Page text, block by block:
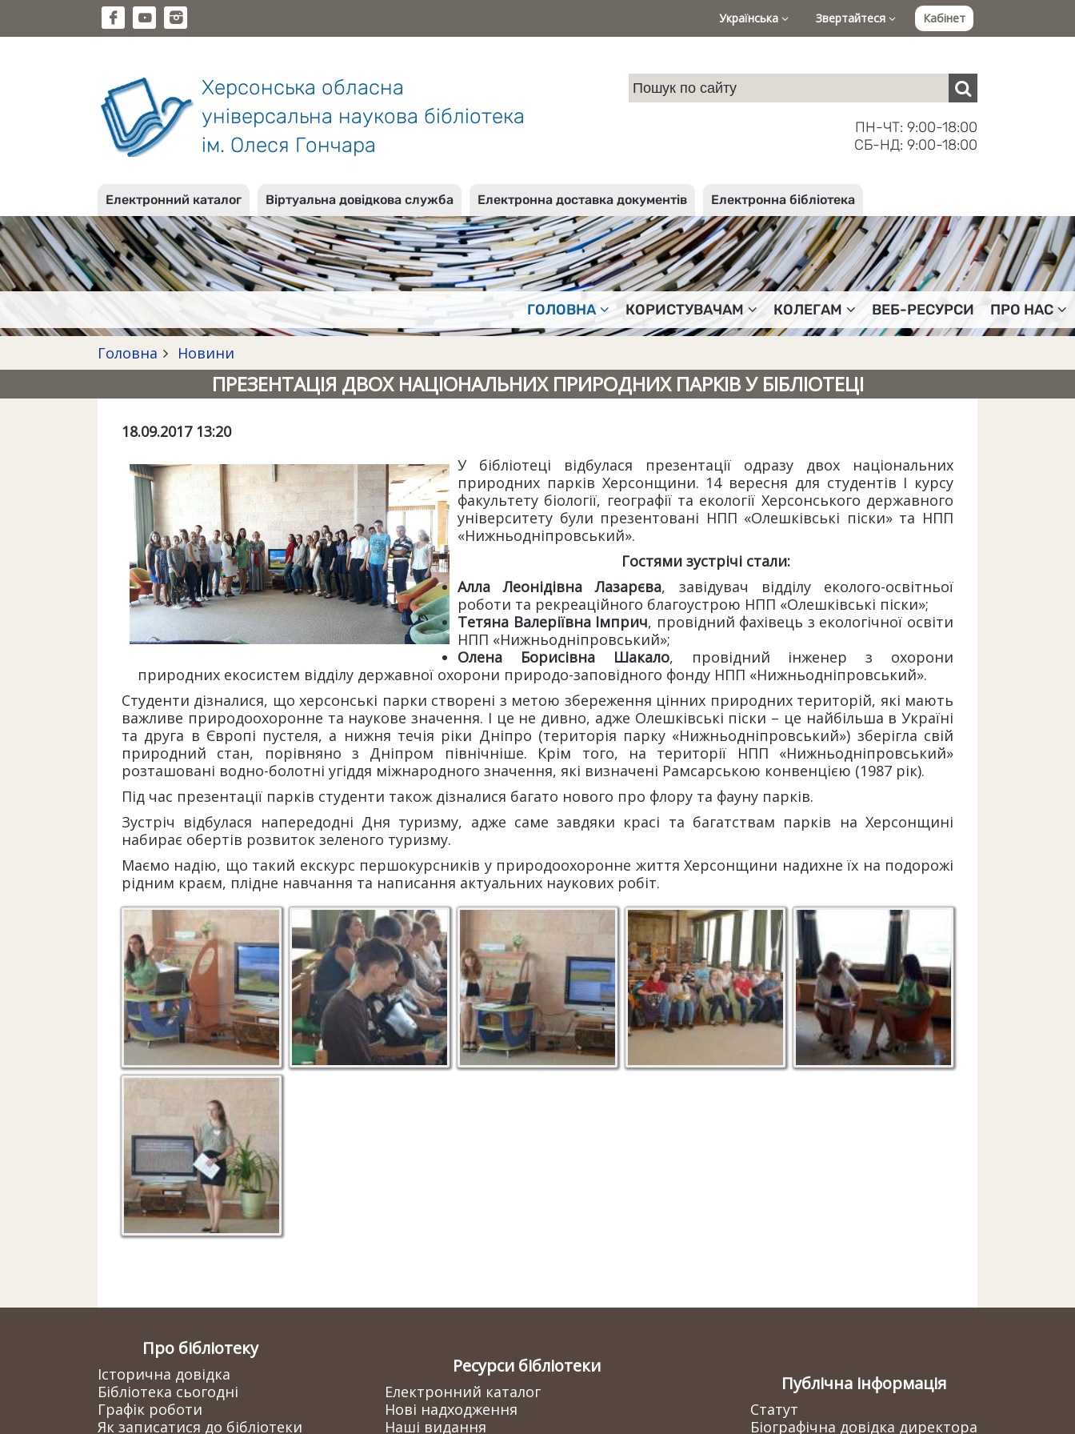
Українська Звертайтеся Кабінет
Херсонська обласна
універсальна наукова бібліотека
ім. Олеся Гончара
ПН-ЧТ: 9:00-18:00
СБ-НД: 9:00-18:00
Електронний каталог Віртуальна довідкова служба Електронна доставка документів Електронна бібліотека
ГОЛОВНА КОРИСТУВАЧАМ КОЛЕГАМ ВЕБ-РЕСУРСИ ПРО НАС
Головна Новини
ПРЕЗЕНТАЦІЯ ДВОХ НАЦІОНАЛЬНИХ ПРИРОДНИХ ПАРКІВ У БІБЛІОТЕЦІ
18.09.2017 13:20
У бібліотеці відбулася презентації одразу двох національних
природних парків Херсонщини. 14 вересня для студентів I курсу
факультету біології, географії та екології Херсонського державного
університету були презентовані НПП «Олешківські піски» та НПП
«Нижньодніпровський».
Гостями зустрічі стали:
Алла Леонідівна Лазарєва, завідувач відділу еколого-освітньої
роботи та рекреаційного благоустрою НПП «Олешківські піски»;
Тетяна Валеріївна Імприч, провідний фахівець з екологічної освіти
НПП «Нижньодніпровський»;
Олена Борисівна Шакало, провідний інженер з охорони
природних екосистем відділу державної охорони природо-заповідного фонду НПП «Нижньодніпровський».
Студенти дізналися, що херсонські парки створені з метою збереження цінних природних територій, які мають
важливе природоохоронне та наукове значення. І це не дивно, адже Олешківські піски – це найбільша в Україні
та друга в Європі пустеля, а нижня течія ріки Дніпро (територія парку «Нижньодніпровський») зберігла свій
природний стан, порівняно з Дніпром північніше. Крім того, на території НПП «Нижньодніпровський»
розташовані водно-болотні угіддя міжнародного значення, які визначені Рамсарською конвенцією (1987 рік).
Під час презентації парків студенти також дізналися багато нового про флору та фауну парків.
Зустріч відбулася напередодні Дня туризму, адже саме завдяки красі та багатствам парків на Херсонщині
набирає обертів розвиток зеленого туризму.
Маємо надію, що такий екскурс першокурсників у природоохоронне життя Херсонщини надихне їх на подорожі
рідним краєм, плідне навчання та написання актуальних наукових робіт.
Тетяна Імприч
Буклет про
червонокнижних
тварин НПП
"Олешківські піски"
Зацікавлені студенти
Налагодження
партренських зв'язків
екологічної інформації
розповідає про
природоохоронну
діяльність НПП
Про бібліотеку
Історична довідка
Бібліотека сьогодні
Графік роботи
Як записатися до бібліотеки
Ресурси бібліотеки
Електронний каталог
Нові надходження
Наші видання
Публічна інформація
Статут
Біографічна довідка директора